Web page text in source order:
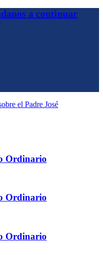
a continuar
Ordinario
Ordinario
Ordinario